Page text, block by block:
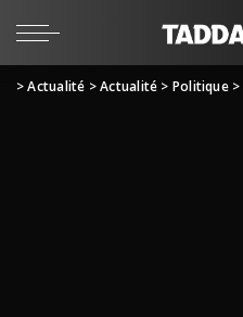
>Actualité >Actualité > Politique>